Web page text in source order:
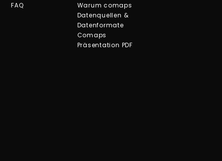
FAQ
Warum comaps
Datenquellen &
Datenformate
Comaps
Präsentation PDF